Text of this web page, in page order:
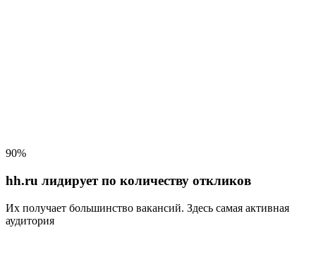
90%
hh.ru лидирует по количеству откликов
Их получает большинство вакансий. Здесь самая активная
аудитория